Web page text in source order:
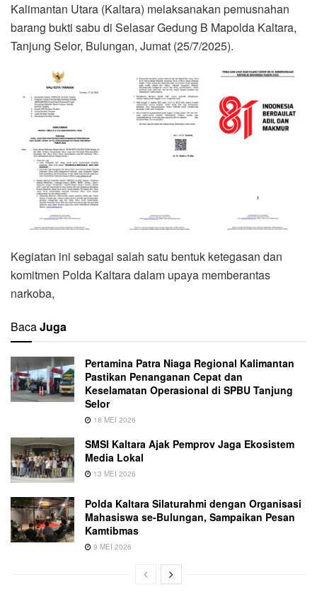
Kalimantan Utara (Kaltara) melaksanakan pemusnahan
barang bukti sabu di Selasar Gedung B Mapolda Kaltara,
Tanjung Selor, Bulungan, Jumat (25/7/2025).
Kegiatan ini sebagai salah satu bentuk ketegasan dan
komitmen Polda Kaltara dalam upaya memberantas
narkoba,
BacaJuga
Pertamina Patra Niaga Regional Kalimantan
Pastikan Penanganan Cepat dan
Keselamatan Operasional di SPBU Tanjung
Selor
18 MEI 2026
SMSI Kaltara Ajak Pemprov Jaga Ekosistem
Media Lokal
13 MEI 2026
Polda Kaltara Silaturahmi dengan Organisasi
Mahasiswa se-Bulungan, Sampaikan Pesan
Kamtibmas
9 MEI 2026